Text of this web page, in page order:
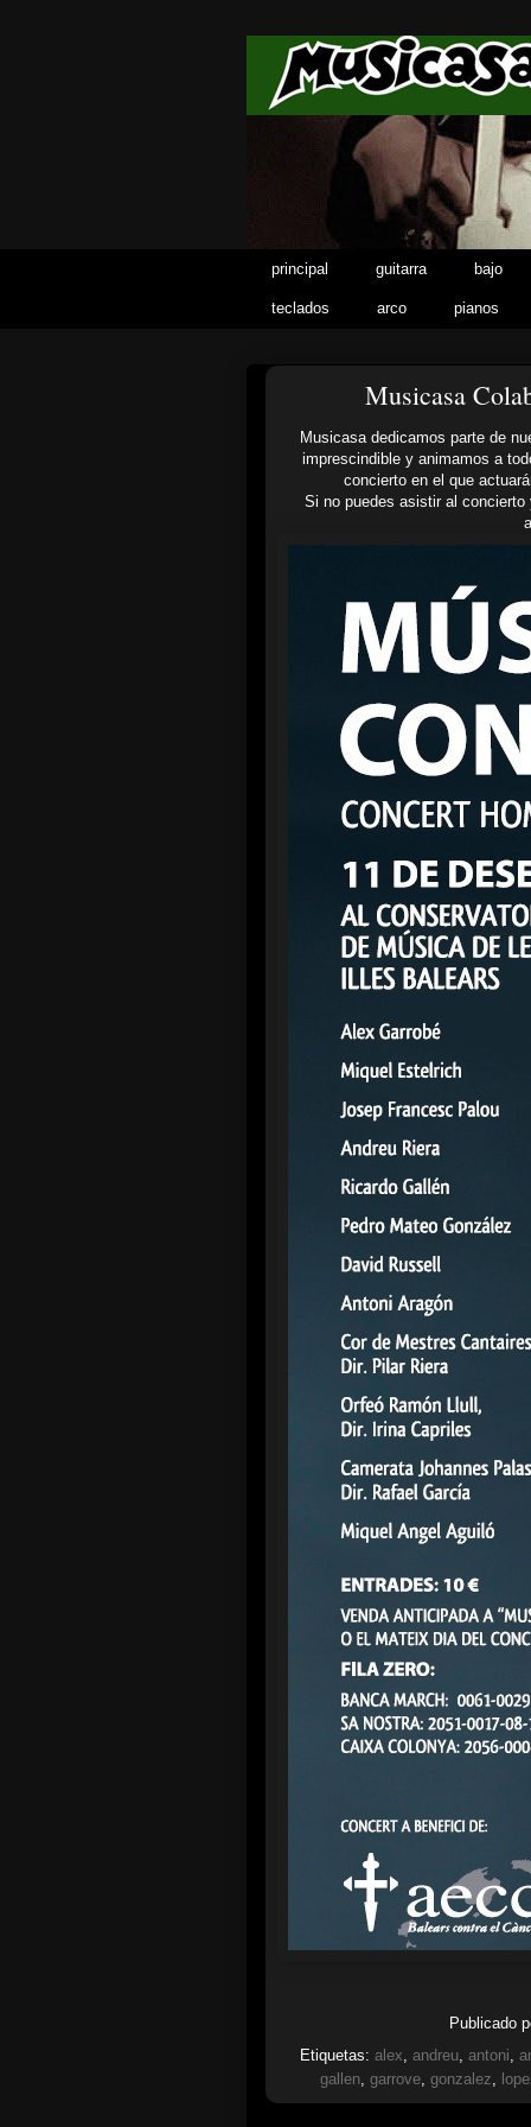
principal guitarra bajo
teclados arco pianos
Musicasa
Musicasa dedicamos parte de
imprescindible y animamos a
concierto en el que
Si no puedes asistir al
Publicado
Etiquetas: alex, andreu, antoni,
gallen, garrove, gonzalez,